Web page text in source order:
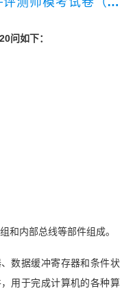
问如下：
和内部总线等部件组成。
数据缓冲寄存器和条件状
用于完成计算机的各种算